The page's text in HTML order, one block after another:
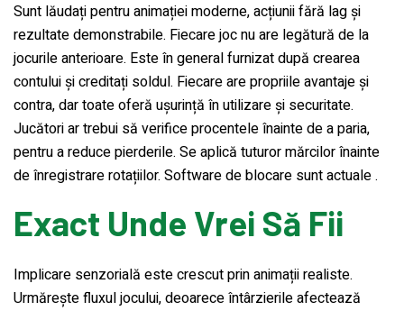
Sunt lăudați pentru animației moderne, acțiunii fără lag și
rezultate demonstrabile. Fiecare joc nu are legătură de la
jocurile anterioare. Este în general furnizat după crearea
contului și creditați soldul. Fiecare are propriile avantaje și
contra, dar toate oferă ușurință în utilizare și securitate.
Jucători ar trebui să verifice procentele înainte de a paria,
pentru a reduce pierderile. Se aplică tuturor mărcilor înainte
de înregistrare rotațiilor. Software de blocare sunt actuale .
Exact Unde Vrei Să Fii
Implicare senzorială este crescut prin animații realiste.
Urmărește fluxul jocului, deoarece întârzierile afectează